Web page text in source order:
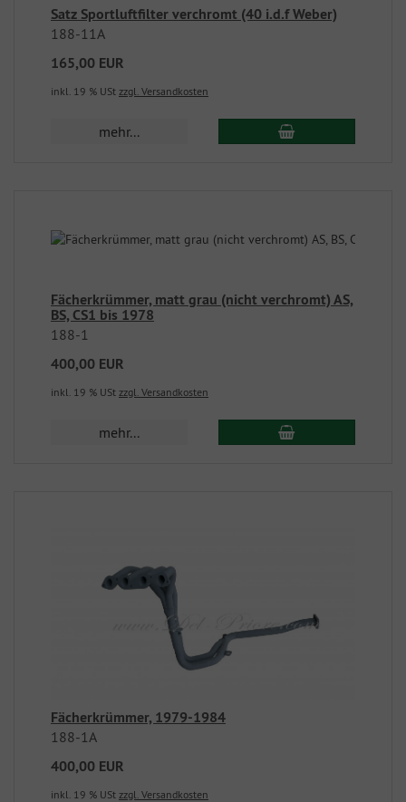
Satz Sportluftfilter verchromt (40 i.d.f Weber)
188-11A
165,00 EUR
inkl. 19 % USt zzgl. Versandkosten
mehr...
Fächerkrümmer, matt grau (nicht verchromt) AS,
BS, CS1 bis 1978
188-1
400,00 EUR
inkl. 19 % USt zzgl. Versandkosten
mehr...
Fächerkrümmer, 1979-1984
188-1A
400,00 EUR
inkl. 19 % USt zzgl. Versandkosten